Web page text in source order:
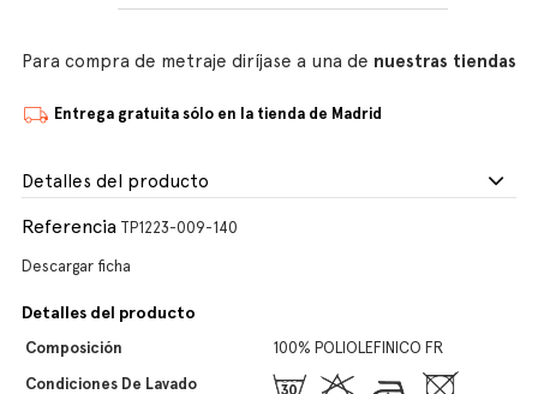
Para compra de metraje diríjase a una de nuestras tiendas
Entrega gratuita sólo en la tienda de Madrid
Detalles del producto
Referencia TP1223-009-140
Descargar ficha
Detalles del producto
Composición
100% POLIOLEFINICO FR
Condiciones De Lavado